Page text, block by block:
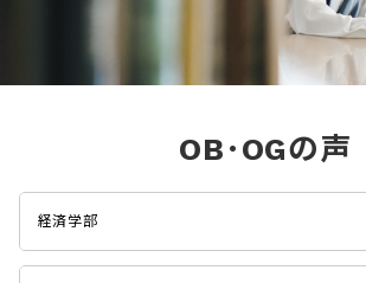
OB･OGの声
経済学部